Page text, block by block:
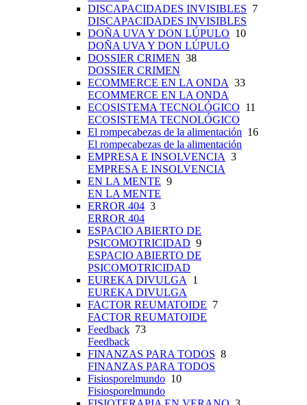
DISCAPACIDADES INVISIBLES 7
DISCAPACIDADES INVISIBLES
DOÑA UVA Y DON LÚPULO 10
DOÑA UVA Y DON LÚPULO
DOSSIER CRIMEN 38
DOSSIER CRIMEN
ECOMMERCE EN LA ONDA 33
ECOMMERCE EN LA ONDA
ECOSISTEMA TECNOLÓGICO 11
ECOSISTEMA TECNOLÓGICO
El rompecabezas de la alimentación 16
El rompecabezas de la alimentación
EMPRESA E INSOLVENCIA 3
EMPRESA E INSOLVENCIA
EN LA MENTE 9
EN LA MENTE
ERROR 404 3
ERROR 404
ESPACIO ABIERTO DE
PSICOMOTRICIDAD 9
ESPACIO ABIERTO DE
PSICOMOTRICIDAD
EUREKA DIVULGA
1
EUREKA DIVULGA
FACTOR REUMATOIDE 7
FACTOR REUMATOIDE
Feedback 73
Feedback
FINANZAS PARA TODOS 8
FINANZAS PARA TODOS
Fisiosporelmundo 10
Fisiosporelmundo